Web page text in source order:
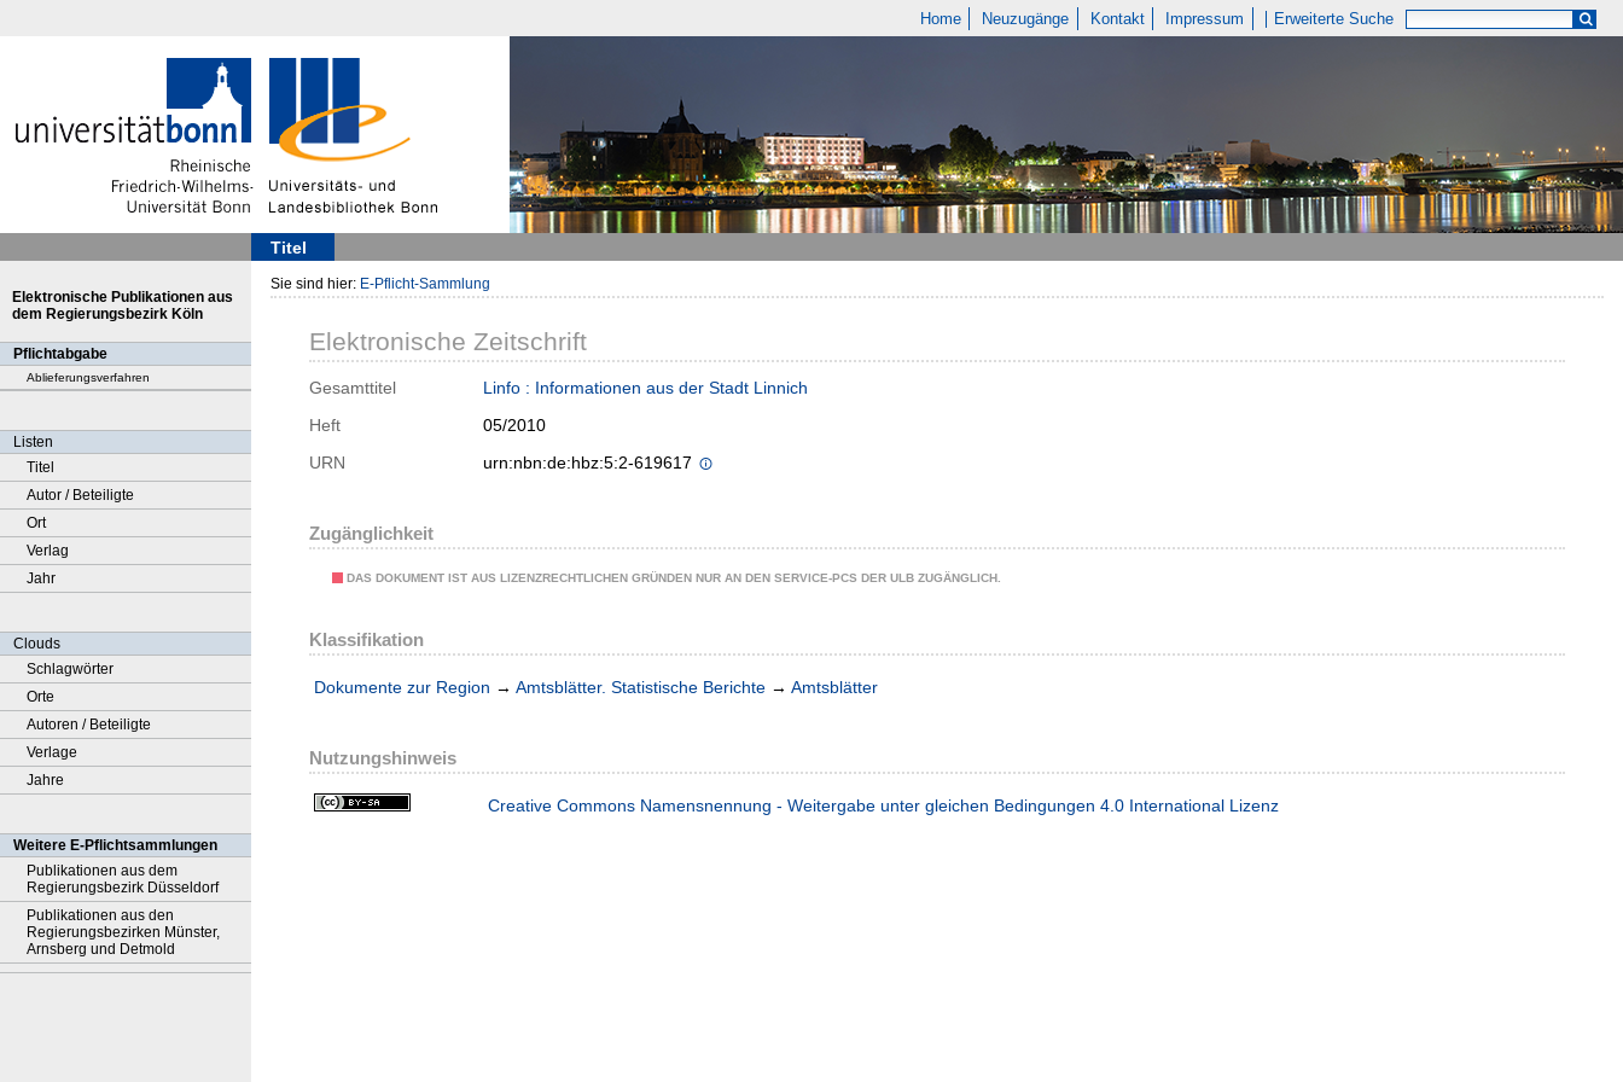
Home Neuzugänge Kontakt Impressum Erweiterte Suche
Titel
Elektronische Publikationen aus
dem Regierungsbezirk Köln
Pflichtabgabe
Ablieferungsverfahren
Listen
Titel
Autor / Beteiligte
Ort
Verlag
Jahr
Clouds
Schlagwörter
Orte
Autoren / Beteiligte
Verlage
Jahre
Weitere E-Pflichtsammlungen
Publikationen aus dem
Regierungsbezirk Düsseldorf
Publikationen aus den
Regierungsbezirken Münster,
Arnsberg und Detmold
Sie sind hier: E-Pflicht-Sammlung
Elektronische Zeitschrift
Gesamttitel
Linfo : Informationen aus der Stadt Linnich
Heft
05/2010
URN
urn:nbn:de:hbz:5:2-619617
Zugänglichkeit
DAS DOKUMENT IST AUS LIZENZRECHTLICHEN GRÜNDEN NUR AN DEN SERVICE-PCS DER ULB ZUGÄNGLICH.
Klassifikation
Dokumente zur Region → Amtsblätter. Statistische Berichte → Amtsblätter
Nutzungshinweis
Creative Commons Namensnennung - Weitergabe unter gleichen Bedingungen 4.0 International Lizenz